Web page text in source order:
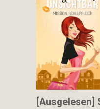
[Ausgelesen]